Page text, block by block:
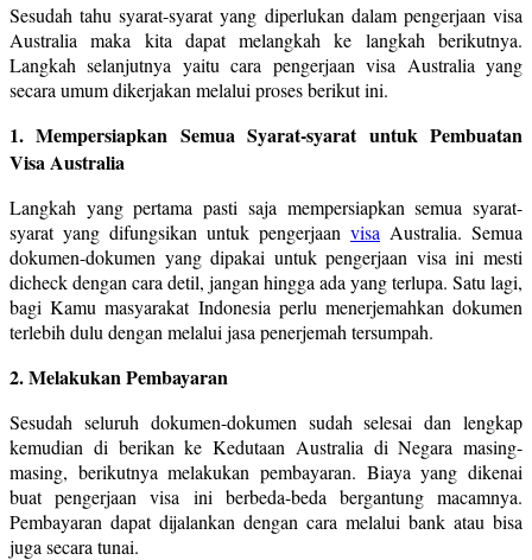
Sesudah tahu syarat-syarat yang diperlukan dalam pengerjaan visa
Australia maka kita dapat melangkah ke langkah berikutnya.
Langkah selanjutnya yaitu cara pengerjaan visa Australia yang
secara umum dikerjakan melalui proses berikut ini.
1. Mempersiapkan Semua Syarat-syarat untuk Pembuatan
Visa Australia
Langkah yang pertama pasti saja mempersiapkan semua syarat-
syarat yang difungsikan untuk pengerjaan visa Australia. Semua
dokumen-dokumen yang dipakai untuk pengerjaan visa ini mesti
dicheck dengan cara detil, jangan hingga ada yang terlupa. Satu lagi,
bagi Kamu masyarakat Indonesia perlu menerjemahkan dokumen
terlebih dulu dengan melalui jasa penerjemah tersumpah.
2. Melakukan Pembayaran
Sesudah seluruh dokumen-dokumen sudah selesai dan lengkap
kemudian di berikan ke Kedutaan Australia di Negara masing-
masing, berikutnya melakukan pembayaran. Biaya yang dikenai
buat pengerjaan visa ini berbeda-beda bergantung macamnya.
Pembayaran dapat dijalankan dengan cara melalui bank atau bisa
juga secara tunai.